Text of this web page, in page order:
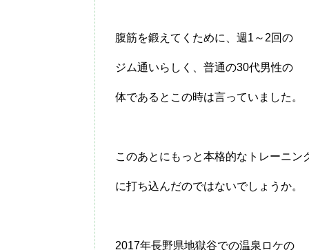
腹筋を鍛えてくために、週1～2回の
ジム通いらしく、普通の30代男性の
体であるとこの時は言っていました。
このあとにもっと本格的なトレーニン
に打ち込んだのではないでしょうか。
2017年長野県地獄谷での温泉ロケの